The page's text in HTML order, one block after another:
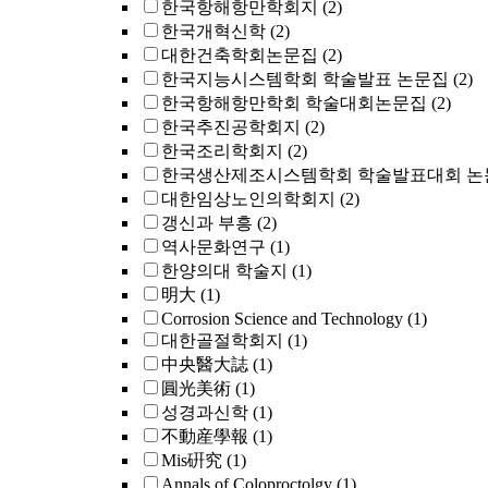
한국항해항만학회지 (2)
한국개혁신학 (2)
대한건축학회논문집 (2)
한국지능시스템학회 학술발표 논문집 (2)
한국항해항만학회 학술대회논문집 (2)
한국추진공학회지 (2)
한국조리학회지 (2)
한국생산제조시스템학회 학술발표대회 논
대한임상노인의학회지 (2)
갱신과 부흥 (2)
역사문화연구 (1)
한양의대 학술지 (1)
明大 (1)
Corrosion Science and Technology (1)
대한골절학회지 (1)
中央醫大誌 (1)
圓光美術 (1)
성경과신학 (1)
不動産學報 (1)
Mis硏究 (1)
Annals of Coloproctolgy (1)